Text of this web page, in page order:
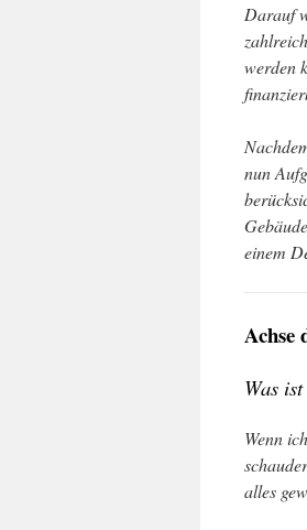
Darauf
werden
nun
einem
Achse
Was
Wenn
alles